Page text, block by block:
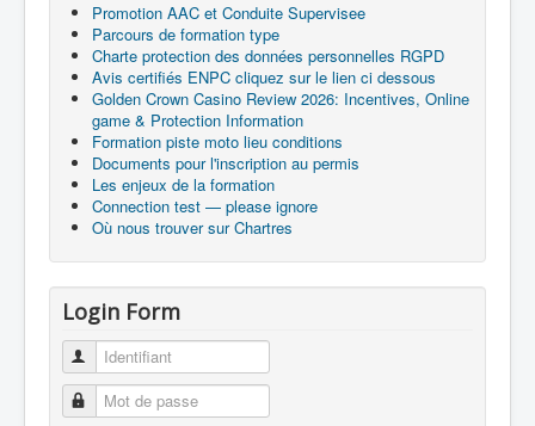
Promotion AAC et Conduite Supervisee
Parcours de formation type
Charte protection des données personnelles RGPD
Avis certifiés ENPC cliquez sur le lien ci dessous
Golden Crown Casino Review 2026: Incentives, Online
game & Protection Information
Formation piste moto lieu conditions
Documents pour l'inscription au permis
Les enjeux de la formation
Connection test — please ignore
Où nous trouver sur Chartres
Login Form
Identifiant
Mot de passe